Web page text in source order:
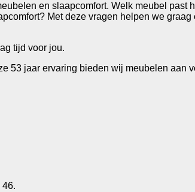
en slaapcomfort. Welk meubel past
Met deze vragen helpen we
tijd voor jou.
53 jaar ervaring bieden wij meubelen aan
46.